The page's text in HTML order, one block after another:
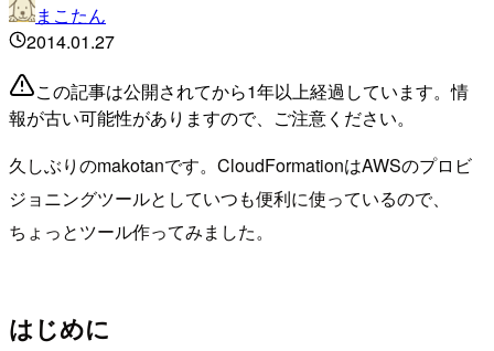
まこたん
2014.01.27
この記事は公開されてから1年以上経過しています。情
報が古い可能性がありますので、ご注意ください。
久しぶりのmakotanです。CloudFormationはAWSのプロビ
ジョニングツールとしていつも便利に使っているので、
ちょっとツール作ってみました。
はじめに